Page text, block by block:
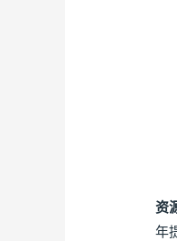
资
年